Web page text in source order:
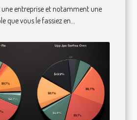
une entreprise et notamment une
que vous le fassiez en...